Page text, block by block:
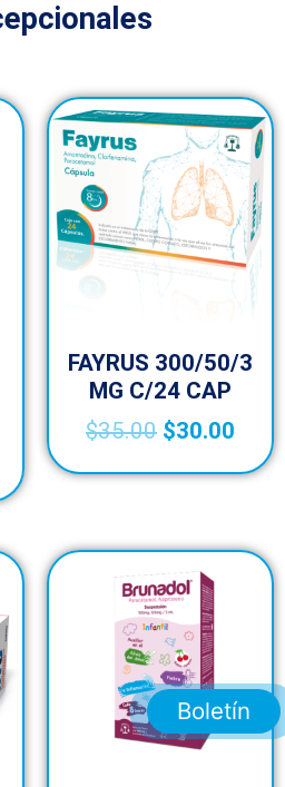
FAYRUS 300/50/3
MG C/24 CAP
$35.00 $30.00
Boletín